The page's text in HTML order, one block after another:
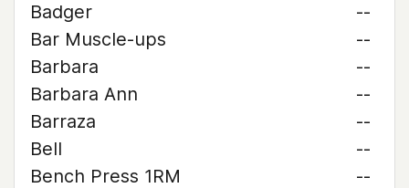
Badger
--
Bar Muscle-ups
--
Barbara
--
Barbara Ann
--
Barraza
--
Bell
--
Bench Press 1RM
--